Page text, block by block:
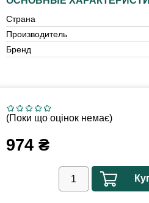
Страна
Производитель
Бренд
(Поки що оцінок немає)
974 ₴